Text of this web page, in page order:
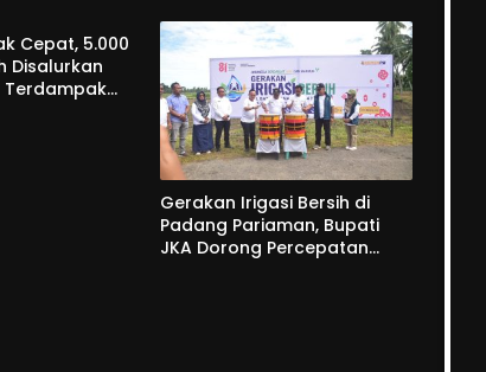
Cepat, 5.000
Disalurkan
Terdampak
Gerakan Irigasi Bersih di
Padang Pariaman, Bupati
JKA Dorong Percepatan